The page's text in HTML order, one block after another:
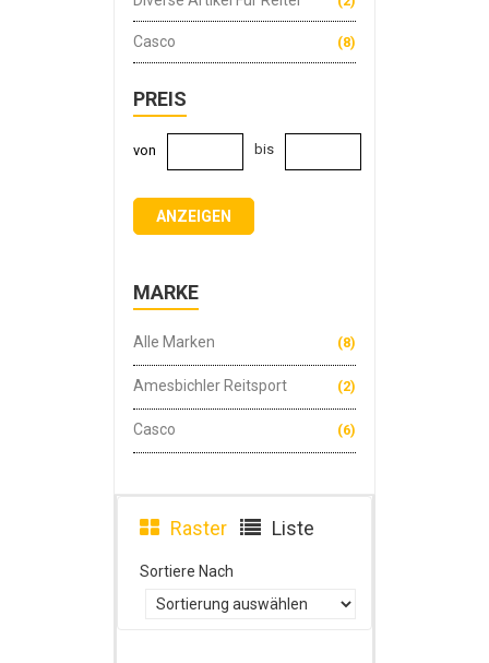
(8)
Casco
PREIS
von bis
ANZEIGEN
MARKE
Alle Marken (8)
Amesbichler Reitsport (2)
Casco (6)
Raster Liste
Sortiere Nach